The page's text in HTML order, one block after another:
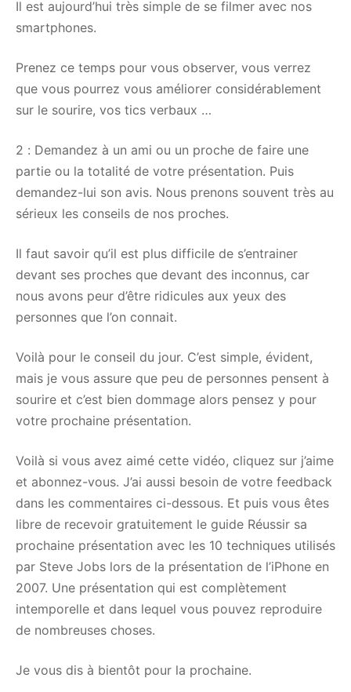
Il est aujourd’hui très simple de se filmer avec nos
smartphones.
Prenez ce temps pour vous observer, vous verrez
que vous pourrez vous améliorer considérablement
sur le sourire, vos tics verbaux …
2 : Demandez à un ami ou un proche de faire une
partie ou la totalité de votre présentation. Puis
demandez-lui son avis. Nous prenons souvent très au
sérieux les conseils de nos proches.
Il faut savoir qu’il est plus difficile de s’entrainer
devant ses proches que devant des inconnus, car
nous avons peur d’être ridicules aux yeux des
personnes que l’on connait.
Voilà pour le conseil du jour. C’est simple, évident,
mais je vous assure que peu de personnes pensent à
sourire et c’est bien dommage alors pensez y pour
votre prochaine présentation.
Voilà si vous avez aimé cette vidéo, cliquez sur j’aime
et abonnez-vous. J’ai aussi besoin de votre feedback
dans les commentaires ci-dessous. Et puis vous êtes
libre de recevoir gratuitement le guide Réussir sa
prochaine présentation avec les 10 techniques utilisés
par Steve Jobs lors de la présentation de l’iPhone en
2007. Une présentation qui est complètement
intemporelle et dans lequel vous pouvez reproduire
de nombreuses choses.
Je vous dis à bientôt pour la prochaine.